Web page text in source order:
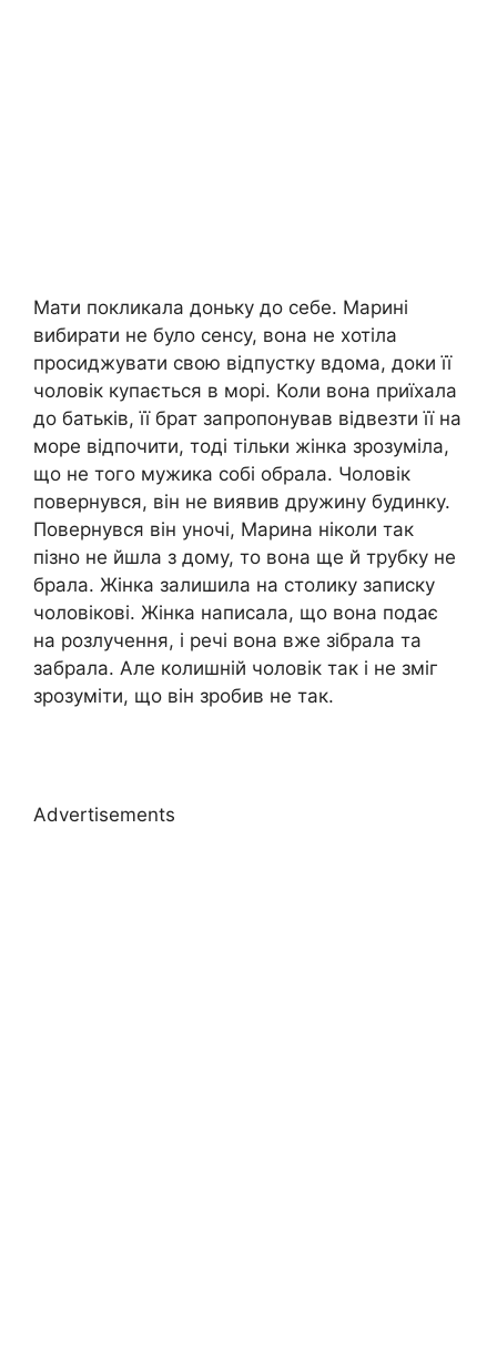
Мати покликала доньку до себе. Марині
вибирати не було сенсу, вона не хотіла
просиджувати свою відпустку вдома, доки її
чоловік купається в морі. Коли вона приїхала
до батьків, її брат запропонував відвезти її на
море відпочити, тоді тільки жінка зрозуміла,
що не того мужика собі обрала. Чоловік
повернувся, він не виявив дружину будинку.
Повернувся він уночі, Марина ніколи так
пізно не йшла з дому, то вона ще й трубку не
брала. Жінка залишила на столику записку
чоловікові. Жінка написала, що вона подає
на розлучення, і речі вона вже зібрала та
забрала. Але колишній чоловік так і не зміг
зрозуміти, що він зробив не так.
Advertisements